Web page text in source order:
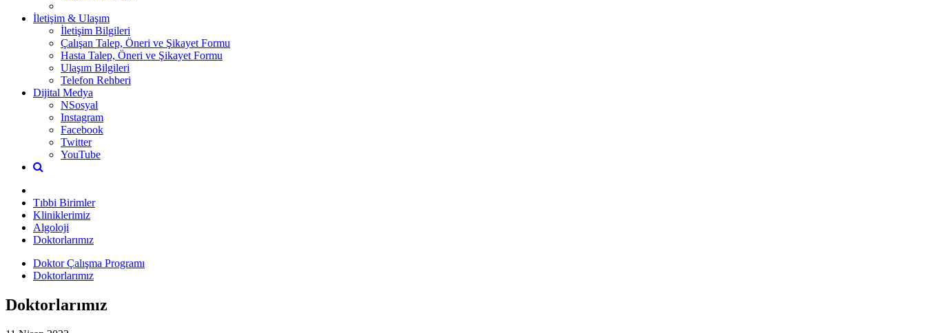
İletişim & Ulaşım
İletişim Bilgileri
Çalışan Talep, Öneri ve Şikayet Formu
Hasta Talep, Öneri ve Şikayet Formu
Ulaşım Bilgileri
Telefon Rehberi
Dijital Medya
NSosyal
Instagram
Facebook
Twitter
YouTube
Tıbbi Birimler
Kliniklerimiz
Algoloji
Doktorlarımız
Doktor Çalışma Programı
Doktorlarımız
Doktorlarımız